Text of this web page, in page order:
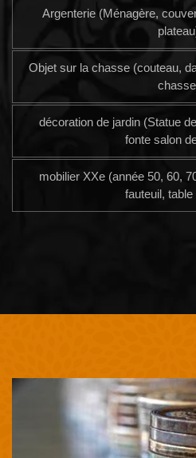
Argenterie (Ménagère,
Objet sur la chasse (couteau,
décoration de jardin (Statue
fonte salon
mobilier XXe (année 50, 60,
fauteuil,